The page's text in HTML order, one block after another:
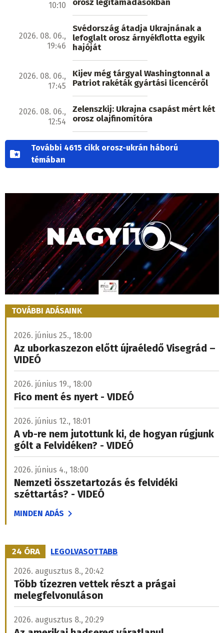
10:10
orosz légitámadásokban
2026. 08. 06.,
19:46
Svédország átadja Ukrajnának a
lefoglalt orosz árnyékflotta egyik
hajóját
2026. 08. 06.,
17:45
Kijev még tárgyal Washingtonnal a
Patriot rakéták gyártási licencéről
2026. 08. 06.,
12:54
Zelenszkij: Ukrajna csapást mért két
orosz olajfinomítóra
További 4615 cikk orosz-ukrán háború
témában
TOVÁBBI ADÁSAINK
2026. június 25., 18:00
Az uborkaszezon előtt újraéledő Visegrád –
VIDEÓ
2026. június 19., 18:00
Fico ment és nyert - VIDEÓ
2026. június 12., 18:01
A vb-re nem jutottunk ki, de hogyan rúgjunk
gólt a Felvidéken? - VIDEÓ
2026. június 4., 18:00
Nemzeti összetartozás és felvidéki
széttartás? - VIDEÓ
MINDEN ADÁS
24 ÓRA LEGOLVASOTTABB
2026. augusztus 8., 20:42
Több tízezren vettek részt a prágai
melegfelvonuláson
2026. augusztus 8., 20:29